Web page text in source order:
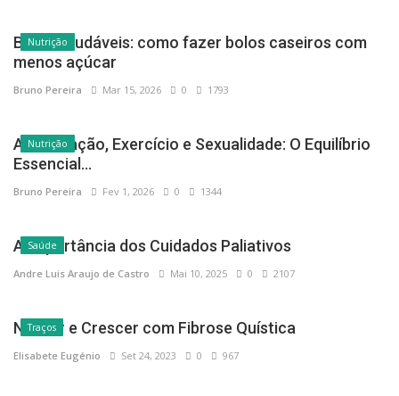
Nutrição
Bolos saudáveis: como fazer bolos caseiros com
menos açúcar
Bruno Pereira Mar 15, 2026 0 1793
Nutrição
Alimentação, Exercício e Sexualidade: O Equilíbrio
Essencial...
Bruno Pereira Fev 1, 2026 0 1344
Saúde
A Importância dos Cuidados Paliativos
Andre Luis Araujo de Castro Mai 10, 2025 0 2107
Traços
Nascer e Crescer com Fibrose Quística
Elisabete Eugénio Set 24, 2023 0 967